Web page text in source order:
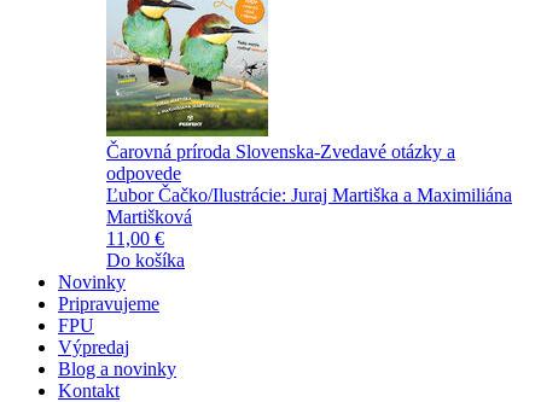
Čarovná príroda Slovenska-Zvedavé otázky a
odpovede
Ľubor Čačko/Ilustrácie: Juraj Martiška a Maximiliána
Martišková
11,00 €
Do košíka
Novinky
Pripravujeme
FPU
Výpredaj
Blog a novinky
Kontakt